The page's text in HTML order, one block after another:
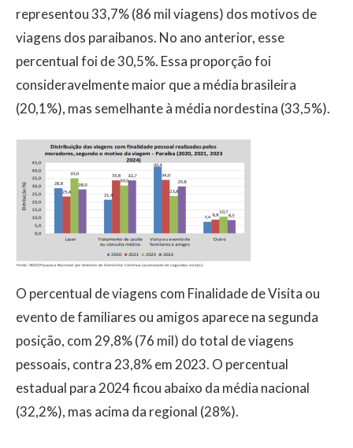
representou 33,7% (86 mil viagens) dos motivos de
viagens dos paraibanos. No ano anterior, esse
percentual foi de 30,5%. Essa proporção foi
consideravelmente maior que a média brasileira
(20,1%), mas semelhante à média nordestina (33,5%).
O percentual de viagens com Finalidade de Visita ou
evento de familiares ou amigos aparece na segunda
posição, com 29,8% (76 mil) do total de viagens
pessoais, contra 23,8% em 2023. O percentual
estadual para 2024 ficou abaixo da média nacional
(32,2%), mas acima da regional (28%).